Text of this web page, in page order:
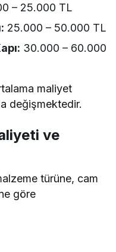
– 25.000 TL
25.000 – 50.000 TL
30.000 – 60.000
maliyet
değişmektedir.
ve
türüne, cam
göre